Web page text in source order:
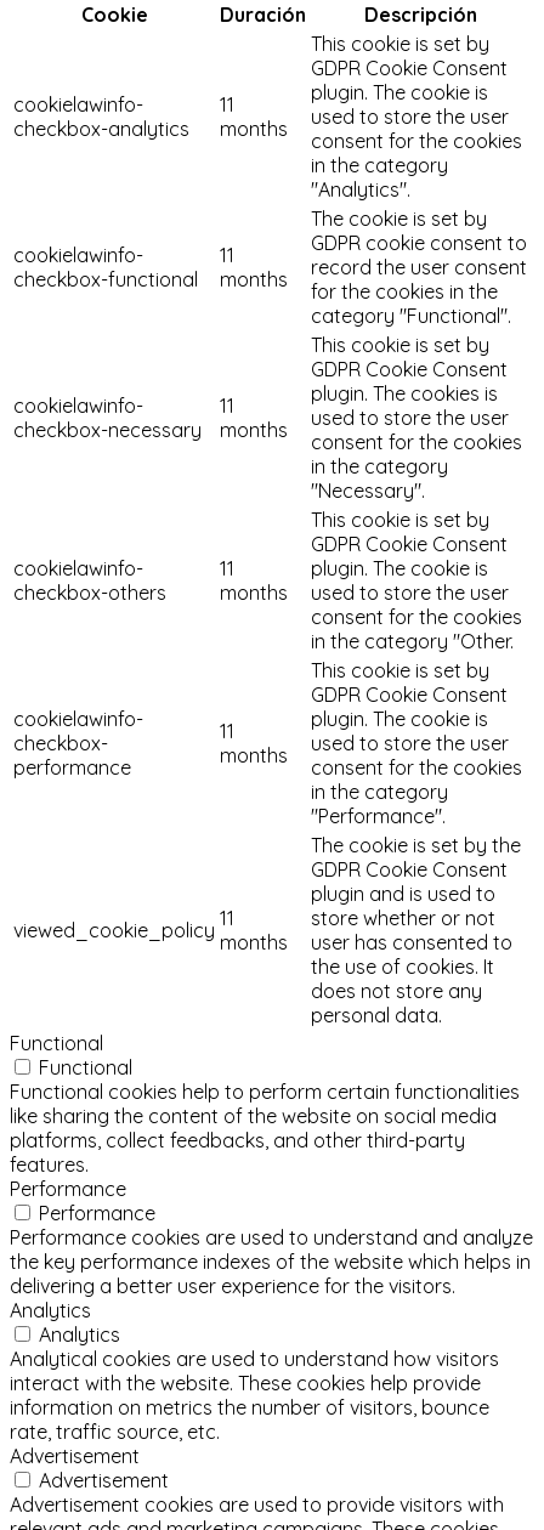
Cookie
Duración Descripción
cookielawinfo-
checkbox-analytics
11
months
This cookie is set by
GDPR Cookie Consent
plugin. The cookie is
used to store the user
consent for the cookies
in the category
"Analytics".
cookielawinfo-
checkbox-functional
11
months
The cookie is set by
GDPR cookie consent to
record the user consent
for the cookies in the
category "Functional".
cookielawinfo-
checkbox-necessary
11
months
This cookie is set by
GDPR Cookie Consent
plugin. The cookies is
used to store the user
consent for the cookies
in the category
"Necessary".
cookielawinfo-
checkbox-others
11
months
This cookie is set by
GDPR Cookie Consent
plugin. The cookie is
used to store the user
consent for the cookies
in the category "Other.
cookielawinfo-
checkbox-
performance
11
months
This cookie is set by
GDPR Cookie Consent
plugin. The cookie is
used to store the user
consent for the cookies
in the category
"Performance".
viewed_cookie_policy 11
months
The cookie is set by the
GDPR Cookie Consent
plugin and is used to
store whether or not
user has consented to
the use of cookies. It
does not store any
personal data.
Functional
Functional
Functional cookies help to perform certain functionalities
like sharing the content of the website on social media
platforms, collect feedbacks, and other third-party
features.
Performance
Performance
Performance cookies are used to understand and analyze
the key performance indexes of the website which helps in
delivering a better user experience for the visitors.
Analytics
Analytics
Analytical cookies are used to understand how visitors
interact with the website. These cookies help provide
information on metrics the number of visitors, bounce
rate, traffic source, etc.
Advertisement
Advertisement
Advertisement cookies are used to provide visitors with